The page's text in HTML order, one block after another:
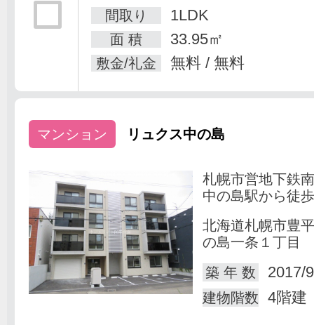
間取り
1LDK
面 積 33.95㎡
敷金/礼金 無料 / 無料
マンション リュクス中の島
札幌市営地下鉄
中の島駅から徒
北海道札幌市豊
の島一条１丁目
築 年 数
2017/
建物階数 4階建